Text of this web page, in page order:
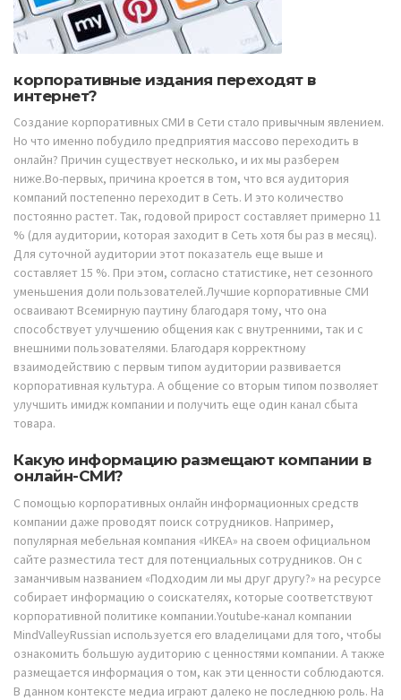
корпоративные издания переходят в
интернет?
Создание корпоративных СМИ в Сети стало привычным явлением.
Но что именно побудило предприятия массово переходить в
онлайн? Причин существует несколько, и их мы разберем
ниже.Во-первых, причина кроется в том, что вся аудитория
компаний постепенно переходит в Сеть. И это количество
постоянно растет. Так, годовой прирост составляет примерно 11
% (для аудитории, которая заходит в Сеть хотя бы раз в месяц).
Для суточной аудитории этот показатель еще выше и
составляет 15 %. При этом, согласно статистике, нет сезонного
уменьшения доли пользователей.Лучшие корпоративные СМИ
осваивают Всемирную паутину благодаря тому, что она
способствует улучшению общения как с внутренними, так и с
внешними пользователями. Благодаря корректному
взаимодействию с первым типом аудитории развивается
корпоративная культура. А общение со вторым типом позволяет
улучшить имидж компании и получить еще один канал сбыта
товара.
Какую информацию размещают компании в
онлайн-СМИ?
С помощью корпоративных онлайн информационных средств
компании даже проводят поиск сотрудников. Например,
популярная мебельная компания «ИКЕА» на своем официальном
сайте разместила тест для потенциальных сотрудников. Он с
заманчивым названием «Подходим ли мы друг другу?» на ресурсе
собирает информацию о соискателях, которые соответствуют
корпоративной политике компании.Youtube-канал компании
MindValleyRussian используется его владелицами для того, чтобы
ознакомить большую аудиторию с ценностями компании. А также
размещается информация о том, как эти ценности соблюдаются.
В данном контексте медиа играют далеко не последнюю роль. На